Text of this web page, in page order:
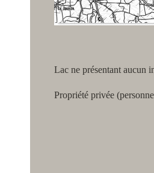
Lac ne présentant aucun
Propriété privée